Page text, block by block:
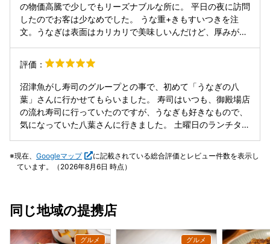
の物価高騰で少しでもリーズナブルな所に。 平日の夜に訪問
したのでお客は少なめでした。 うな重+きもすいつきを注
文。うなぎは表面はカリカリで美味しいんだけど、厚みがな
不足事情が影響しているかも。ただ、たれは濃口甘めで食が
すすみました。量も丁度良い。 次は天丼をいただきに伺いま
す。
評価：
沼津魚がし寿司のグループとの事で、初めて「うなぎの八
葉」さんに行かせてもらいました。 寿司はいつも、御殿場店
の流れ寿司に行っていたのですが、うなぎも好きなもので、
気になっていた八葉さんに行きました。 土曜日のランチタイ
まいました。その時はお客さんが自分達しか居なかったので
すが、10分もしないうちに続々と駐車場に車が入って来まし
白焼きのコンビ重）を頂きました。 追加でマグロ中トロ握
み、お腹を満たしました。 握りは流れ寿司で御殿場店で頂く
現在、 Googleマップ
に記載されている総合評価とレビュー件数を表示し
ています。（2026年8月6日 時点）
同じ地域の提携店